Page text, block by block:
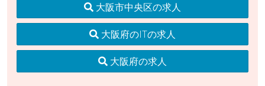
大阪市中央区の求人
大阪府のITの求人
大阪府の求人